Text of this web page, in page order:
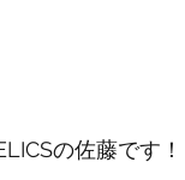
の佐藤です！